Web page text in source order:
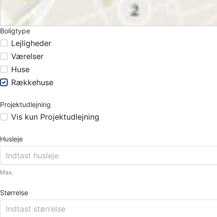
Boligtype
Lejligheder
Værelser
Huse
Rækkehuse
Projektudlejning
Vis kun Projektudlejning
Husleje
Max.
Størrelse